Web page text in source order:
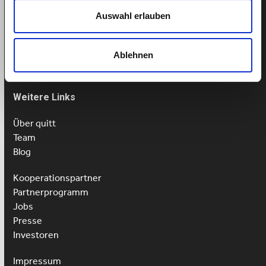
Auswahl erlauben
Ablehnen
Mo-Fr: 9-13 Uhr
Weitere Links
Über quitt
Team
Blog
Kooperationspartner
Partnerprogramm
Jobs
Presse
Investoren
Impressum